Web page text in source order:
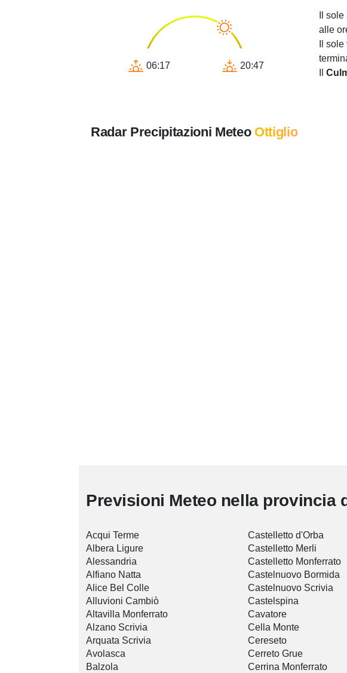
06:17 20:47
Il sole
alle
Il sole
Radar Precipitazioni Meteo Ottiglio
Previsioni Meteo nella provincia
Acqui Terme
Albera Ligure
Alessandria
Alfiano Natta
Alice Bel Colle
Alluvioni Cambiò
Altavilla Monferrato
Alzano Scrivia
Arquata Scrivia
Avolasca
Balzola
Castelletto d'Orba
Castelletto Merli
Castelletto Monferrato
Castelnuovo Bormida
Castelnuovo Scrivia
Castelspina
Cavatore
Cella Monte
Cereseto
Cerreto Grue
Cerrina Monferrato